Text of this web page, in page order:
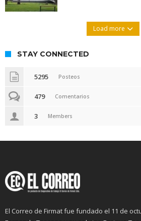
Load more
STAY CONNECTED
5295 Posteos
479 Comentarios
3 Members
El Correo de Firmat fue fundado el 11 de